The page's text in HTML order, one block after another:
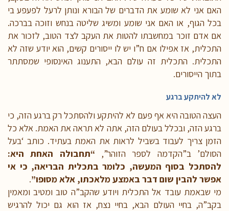
האם אני לא שומע את הדברים של הבורא ונותן לרעל לפעפע בי
בכל הגוף, או האם אני שומע ומשיג שליטה בנחש וזוכה בברכה.
אם אדם זוכר במחשבתו להטות את העקב לצד הטוב, לזכור את
התכלית, אז אפילו אם ח”ו יש לו ייסורים קשים, הוא יודע שזה לא
התכלית. התכלית זה עולם הבא, התענוג האינסופי שמסתתר
בתוך הייסורים.
לא להיתקע ברגע
העצה הטובה היא אף פעם לא להיתקע ולהסתכל רק ברגע הזה, כי
ברגע הזה, ובכלל בעולם הזה, אתה לא תראה את האמת. אלא כל
הזמן צריך לעבוד בשביל לראות את האמת בעתיד. כותב ‘בעל
הסולם’ ב”הקדמה לספר הזוהר”, “תחבולה האחת היא:
להסתכל בסוף המעשה, כלומר בתכלית הבריאה, כי אי
אפשר להבין שום דבר באמצע מלאכתו, אלא מסופו”.
מי שבאמת עובד אל התכלית ויודע שהקב”ה טוב ומטיב ומאמין
בקב”ה, בחיי העולם הבא, בחיי נצח, אז הוא גם יכול להרגיש